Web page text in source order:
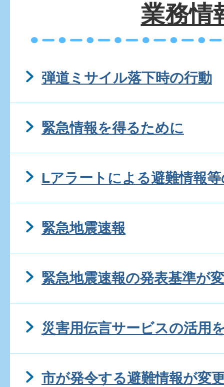
業務情
弾道ミサイル落下時の行動
緊急情報を得るために
Lアラートによる避難情報
緊急地震速報
緊急地震速報の発表基準が
災害用伝言サービスの活用
市が発令する避難情報が変